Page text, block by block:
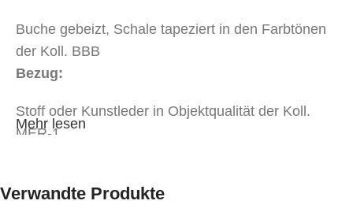
Buche gebeizt, Schale tapeziert in den Farbtönen
der Koll. BBB
Bezug:
Stoff oder Kunstleder in Objektqualität der Koll.
MER-1
Mehr lesen
Verwandte Produkte